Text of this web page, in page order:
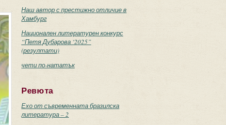
Наш автор с престижно отличие в
Хамбург
Национален литературен конкурс
“Петя Дубарова ‘2025”
(резултати)
чети по-нататък
Ревюта
Ехо от съвременната бразилска
литература – 2